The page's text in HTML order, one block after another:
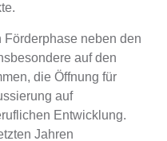
Förderphase neben den
auf den
die Öffnung für
auf
Entwicklung.
Jahren